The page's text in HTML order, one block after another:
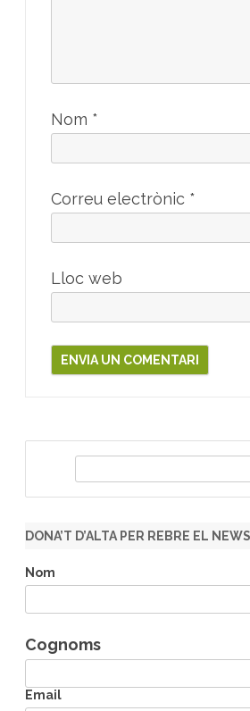
Nom *
Correu electrònic *
Lloc web
r
h
DONA’T D’ALTA PER REBRE EL
Nom
Cognoms
Email